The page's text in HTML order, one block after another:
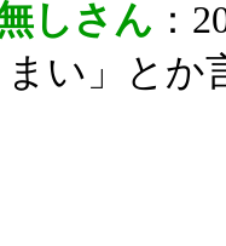
しさん ：
い」と